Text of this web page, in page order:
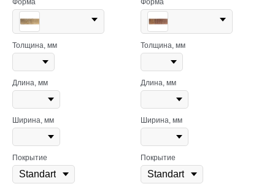
Форма
Толщина, мм
Длина, мм
Ширина, мм
Покрытие
Форма
Толщина, мм
Длина, мм
Ширина, мм
Покрытие